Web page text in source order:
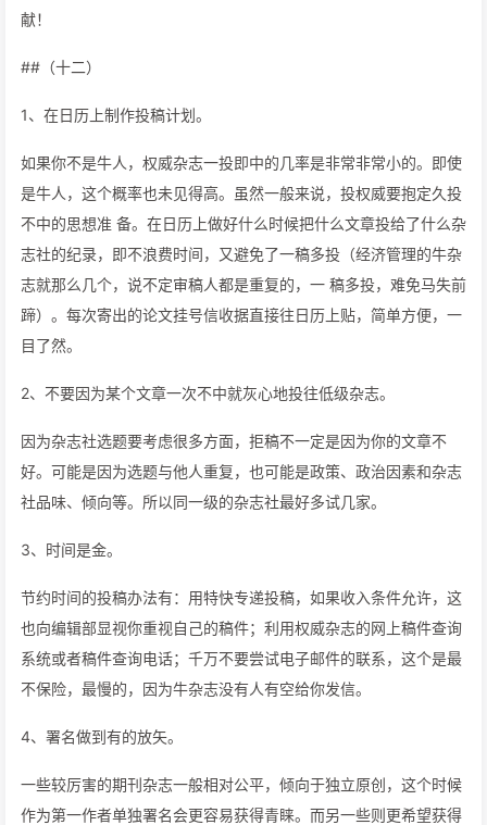
献！
##（十二）
1、在日历上制作投稿计划。
如果你不是牛人，权威杂志一投即中的几率是非常非常小的。即使
是牛人，这个概率也未见得高。虽然一般来说，投权威要抱定久投
不中的思想准 备。在日历上做好什么时候把什么文章投给了什么杂
志社的纪录，即不浪费时间，又避免了一稿多投（经济管理的牛杂
志就那么几个，说不定审稿人都是重复的，一 稿多投，难免马失前
蹄）。每次寄出的论文挂号信收据直接往日历上贴，简单方便，一
目了然。
2、不要因为某个文章一次不中就灰心地投往低级杂志。
因为杂志社选题要考虑很多方面，拒稿不一定是因为你的文章不
好。可能是因为选题与他人重复，也可能是政策、政治因素和杂志
社品味、倾向等。所以同一级的杂志社最好多试几家。
3、时间是金。
节约时间的投稿办法有：用特快专递投稿，如果收入条件允许，这
也向编辑部显视你重视自己的稿件；利用权威杂志的网上稿件查询
系统或者稿件查询电话；千万不要尝试电子邮件的联系，这个是最
不保险，最慢的，因为牛杂志没有人有空给你发信。
4、署名做到有的放矢。
一些较厉害的期刊杂志一般相对公平，倾向于独立原创，这个时候
作为第一作者单独署名会更容易获得青睐。而另一些则更希望获得